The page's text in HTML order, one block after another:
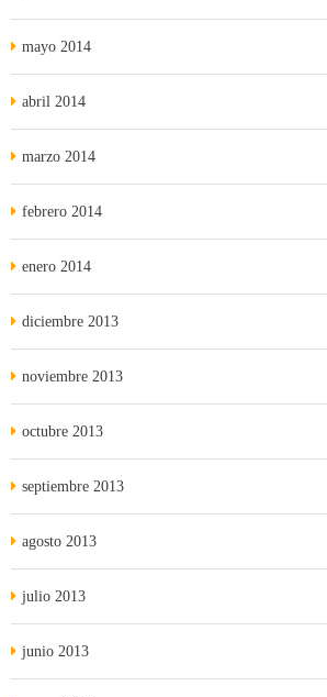
mayo 2014
abril 2014
marzo 2014
febrero 2014
enero 2014
diciembre 2013
noviembre 2013
octubre 2013
septiembre 2013
agosto 2013
julio 2013
junio 2013